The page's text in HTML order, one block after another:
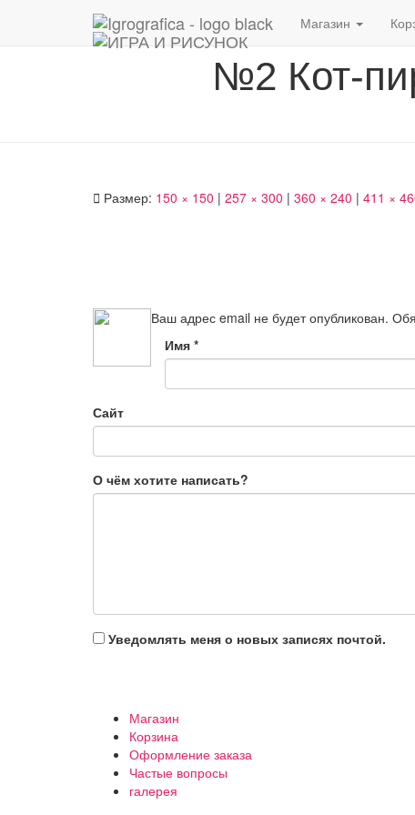
Магазин
№2 Кот-
Размер: 150 × 150 | 257 × 300 | 360 × 240 | 411 ×
Ваш адрес email не будет опубликован.
Имя *
Сайт
О чём хотите написать?
Уведомлять меня о новых записях почтой.
Магазин
Корзина
Оформление заказа
Частые вопросы
галерея